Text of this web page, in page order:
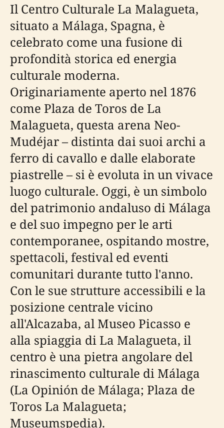
Il Centro Culturale La Malagueta,
situato a Málaga, Spagna, è
celebrato come una fusione di
profondità storica ed energia
culturale moderna.
Originariamente aperto nel 1876
come Plaza de Toros de La
Malagueta, questa arena Neo-
Mudéjar – distinta dai suoi archi a
ferro di cavallo e dalle elaborate
piastrelle – si è evoluta in un vivace
luogo culturale. Oggi, è un simbolo
del patrimonio andaluso di Málaga
e del suo impegno per le arti
contemporanee, ospitando mostre,
spettacoli, festival ed eventi
comunitari durante tutto l'anno.
Con le sue strutture accessibili e la
posizione centrale vicino
all'Alcazaba, al Museo Picasso e
alla spiaggia di La Malagueta, il
centro è una pietra angolare del
rinascimento culturale di Málaga
(La Opinión de Málaga; Plaza de
Toros La Malagueta;
Museumspedia).